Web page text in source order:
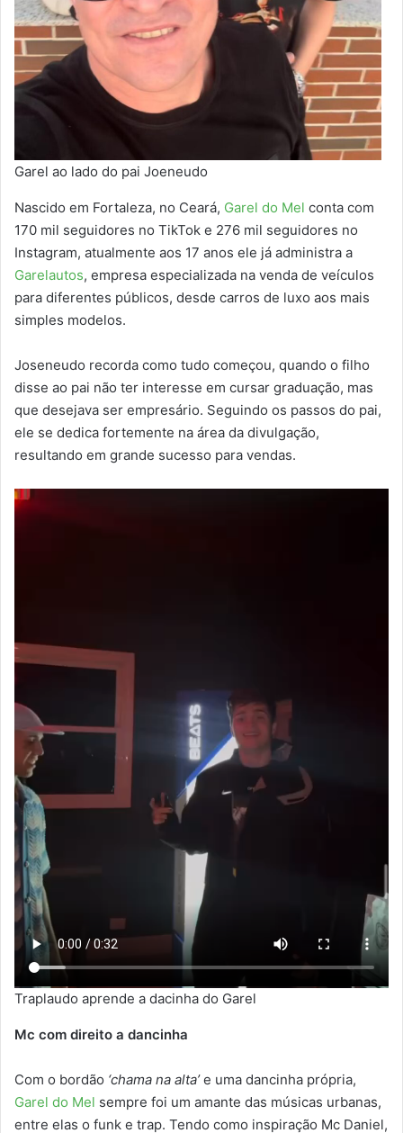
Garel ao lado do pai Joeneudo
Nascido em Fortaleza, no Ceará, Garel do Mel conta com
170 mil seguidores no TikTok e 276 mil seguidores no
Instagram, atualmente aos 17 anos ele já administra a
Garelautos, empresa especializada na venda de veículos
para diferentes públicos, desde carros de luxo aos mais
simples modelos.
Joseneudo recorda como tudo começou, quando o filho
disse ao pai não ter interesse em cursar graduação, mas
que desejava ser empresário. Seguindo os passos do pai,
ele se dedica fortemente na área da divulgação,
resultando em grande sucesso para vendas.
Traplaudo aprende a dacinha do Garel
Mc com direito a dancinha
Com o bordão ‘chama na alta’e uma dancinha própria,
Garel do Mel sempre foi um amante das músicas urbanas,
entre elas o funk e trap. Tendo como inspiração Mc Daniel,